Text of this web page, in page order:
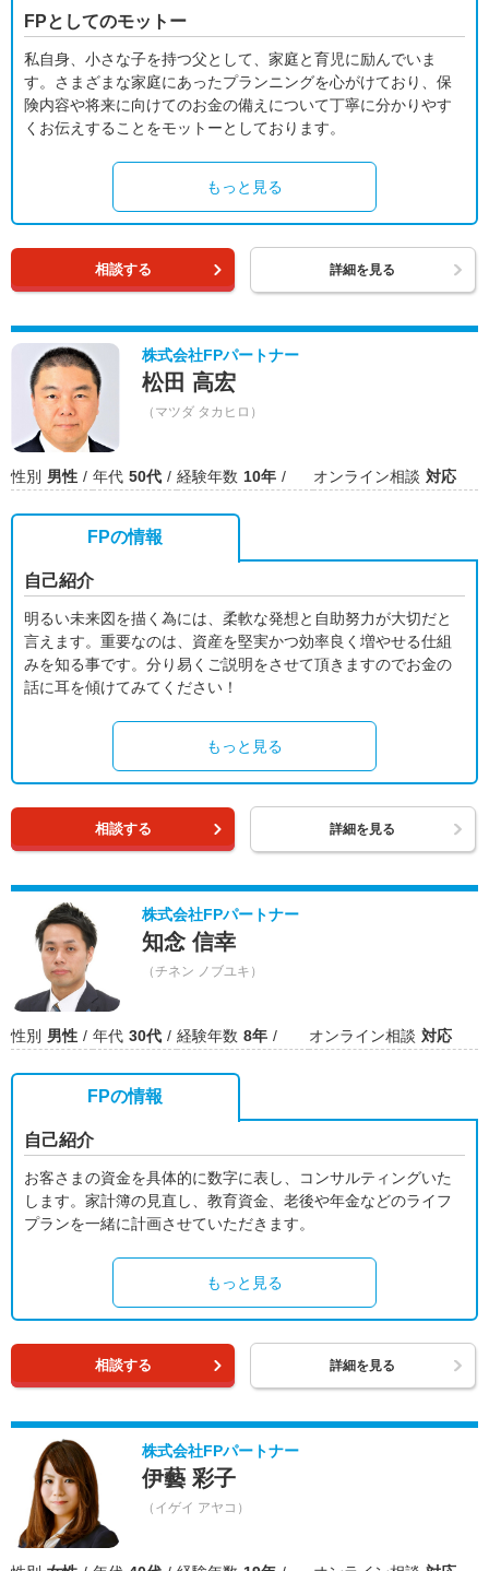
FPとしてのモットー
私自身、小さな子を持つ父として、家庭と育児に励んでいま
す。さまざまな家庭にあったプランニングを心がけており、保
険内容や将来に向けてのお金の備えについて丁寧に分かりやす
くお伝えすることをモットーとしております。
もっと見る
相談する 詳細を見る
株式会社FPパートナー
松田 高宏
（マツダ タカヒロ）
性別 男性 年代 50代 経験年数 10年 オンライン相談 対応
FPの情報
自己紹介
明るい未来図を描く為には、柔軟な発想と自助努力が大切だと
言えます。重要なのは、資産を堅実かつ効率良く増やせる仕組
みを知る事です。分り易くご説明をさせて頂きますのでお金の
話に耳を傾けてみてください！
もっと見る
相談する 詳細を見る
株式会社FPパートナー
知念 信幸
（チネン ノブユキ）
性別 男性 年代 30代 経験年数 8年 オンライン相談 対応
FPの情報
自己紹介
お客さまの資金を具体的に数字に表し、コンサルティングいた
します。家計簿の見直し、教育資金、老後や年金などのライフ
プランを一緒に計画させていただきます。
もっと見る
相談する 詳細を見る
株式会社FPパートナー
伊藝 彩子
（イゲイ アヤコ）